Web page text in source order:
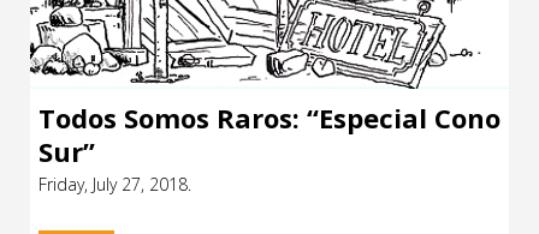
Todos Somos Raros: “Especial Cono
Sur”
Friday, July 27, 2018.